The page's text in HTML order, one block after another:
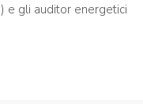
e gli auditor energetici